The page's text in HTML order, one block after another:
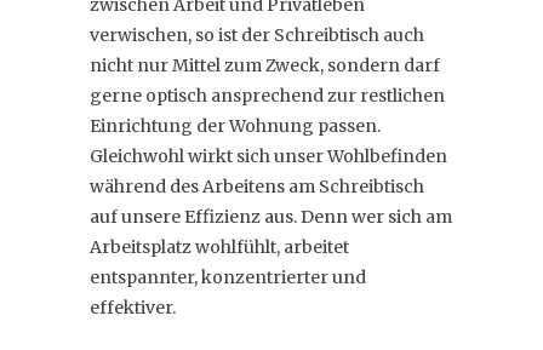
zwischen Arbeit und Privatleben
verwischen, so ist der Schreibtisch auch
nicht nur Mittel zum Zweck, sondern darf
gerne optisch ansprechend zur restlichen
Einrichtung der Wohnung passen.
Gleichwohl wirkt sich unser Wohlbefinden
während des Arbeitens am Schreibtisch
auf unsere Effizienz aus. Denn wer sich am
Arbeitsplatz wohlfühlt, arbeitet
entspannter, konzentrierter und
effektiver.